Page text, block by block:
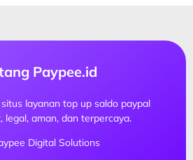
Paypee.id
layanan top up saldo paypal
legal, aman, dan terpercaya.
Digital Solutions